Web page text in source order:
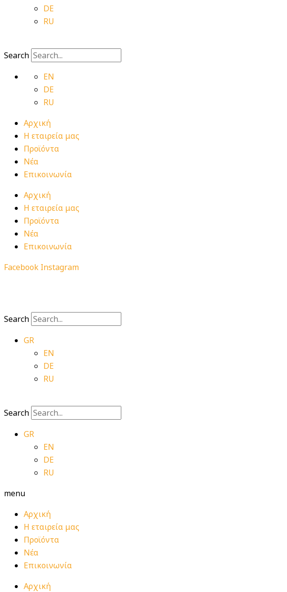
DE
RU
Search
EN
DE
RU
Αρχική
Η εταιρεία μας
Προϊόντα
Νέα
Επικοινωνία
Αρχική
Η εταιρεία μας
Προϊόντα
Νέα
Επικοινωνία
Facebook Instagram
Search
GR
EN
DE
RU
Search
GR
EN
DE
RU
menu
Αρχική
Η εταιρεία μας
Προϊόντα
Νέα
Επικοινωνία
Αρχική